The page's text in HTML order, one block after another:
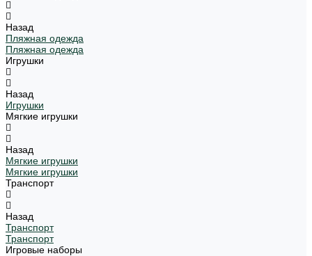
Назад
Пляжная одежда
Пляжная одежда
Игрушки
Назад
Игрушки
Мягкие игрушки
Назад
Мягкие игрушки
Мягкие игрушки
Транспорт
Назад
Транспорт
Транспорт
Игровые наборы